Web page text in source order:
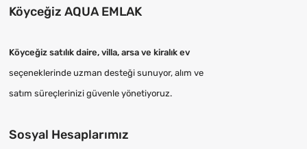
Köyceğiz AQUA EMLAK
Köyceğiz satılık daire, villa, arsa ve kiralık ev
seçeneklerinde uzman desteği sunuyor, alım ve
satım süreçlerinizi güvenle yönetiyoruz.
Sosyal Hesaplarımız